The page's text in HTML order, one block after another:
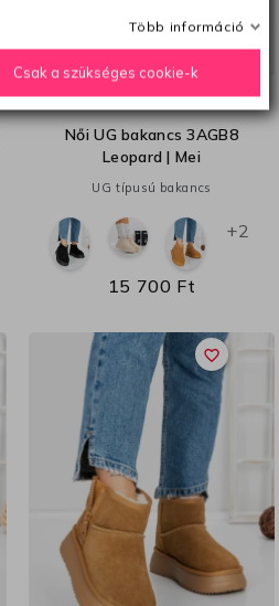
37383940
Női UG bakancs 3AGB8
Leopard | Mei
UG típusú bakancs
+2
15 700 Ft
favorite_border
Több információ
Csak a szükséges cookie-k